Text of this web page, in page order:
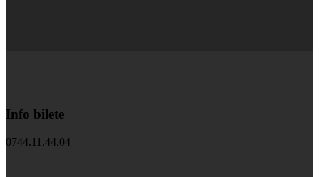
Info bilete
0744.11.44.04